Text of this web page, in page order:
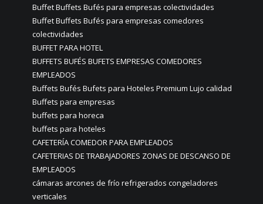
Buffet Buffets Bufés para empresas colectividades
Buffet Buffets Bufés para empresas comedores
colectividades
BUFFET PARA HOTEL
BUFFETS BUFÉS BUFETS EMPRESAS COMEDORES
EMPLEADOS
Buffets Bufés Bufets para Hoteles Premium Lujo calidad
Buffets para empresas
buffets para horeca
buffets para hoteles
CAFETERÍA COMEDOR PARA EMPLEADOS
CAFETERIAS DE TRABAJADORES ZONAS DE DESCANSO DE
EMPLEADOS
cámaras arcones de frío refrigerados congeladores
verticales